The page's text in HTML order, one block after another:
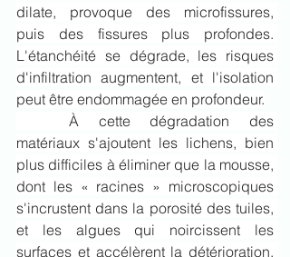
dilate, provoque des microfissures,
puis des fissures plus profondes.
L'étanchéité se dégrade, les risques
d'infiltration augmentent, et l'isolation
peut être endommagée en profondeur.
matériaux s'ajoutent les lichens, bien
plus difficiles à éliminer que la mousse,
dont les « racines » microscopiques
s'incrustent dans la porosité des tuiles,
et les algues qui noircissent les
surfaces et accélèrent la détérioration.